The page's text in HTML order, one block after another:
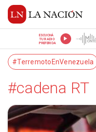
ESCUCHÁ
TU RADIO
PREFERIDA
#TerremotoEnVenezuela
#cadena RT